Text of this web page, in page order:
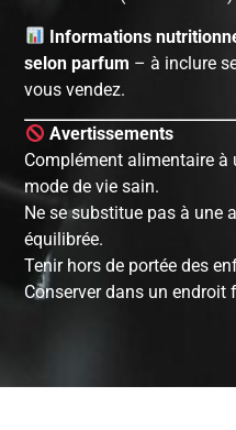
Informations
selon parfum – à inclure
vous vendez.
Avertissements
Complément alimentaire à
mode de vie sain.
Ne se substitue pas à une
équilibrée.
Tenir hors de portée des
Conserver dans un endroit